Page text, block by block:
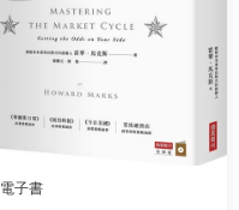
電子書